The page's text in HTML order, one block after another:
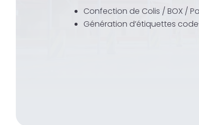
Confection de Colis / BOX /
Génération d’étiquettes